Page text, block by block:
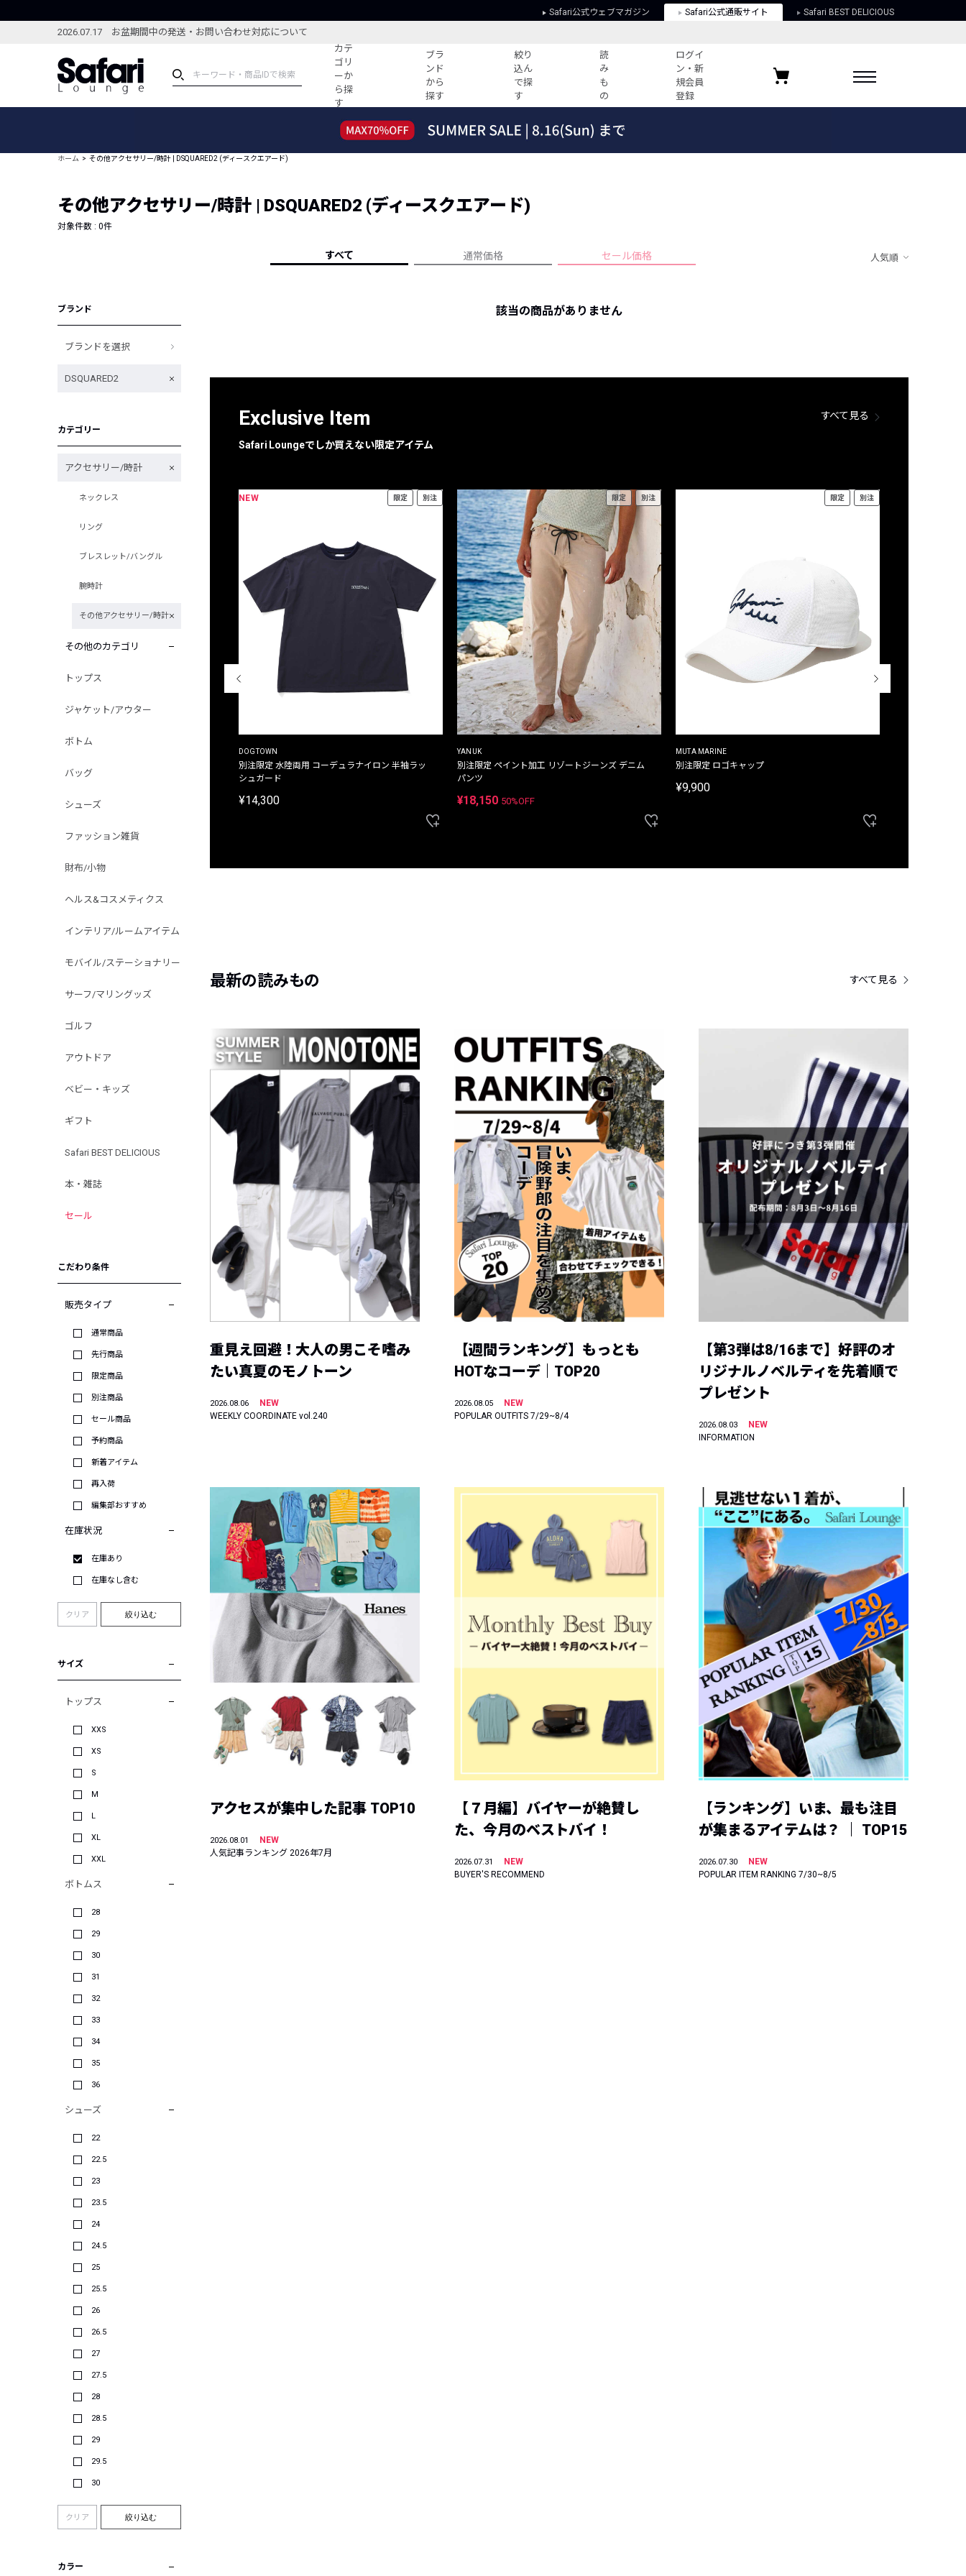
Safari公式ウェブマガジン Safari公式通販サイト Safari BEST DELICIOUS
2026.07.17 お盆期間中の発送・お問い合わせ対応について
カテ
ゴリ
ーか
ら探
す
ブラ
ンド
から
探す
絞り
込ん
で探
す
読
み
も
の
ログイ
ン・新
規会員
登録
ブランドから探す
新着アイテム
編集部のおすすめアイテム
特集記事
コーディネート
すべての記事
ーデ紹介
人気記事ランキング
フォーカスブランド
プライバシーポリシー
お気に入りブランド
ホーム その他アクセサリー/時計 | DSQUARED2 (ディースクエアード)
その他アクセサリー/時計 | DSQUARED2 (ディースクエアード)
対象件数 : 0件
すべて 通常価格 セール価格 人気順
ブランド
ブランドを選択
DSQUARED2
カテゴリー
アクセサリー/時計
ネックレス
リング
ブレスレット/バングル
腕時計
その他アクセサリー/時計
その他のカテゴリ
トップス
ジャケット/アウター
ボトム
バッグ
シューズ
ファッション雑貨
財布/小物
ヘルス&コスメティクス
インテリア/ルームアイテム
モバイル/ステーショナリー
サーフ/マリングッズ
ゴルフ
アウトドア
ベビー・キッズ
ギフト
Safari BEST DELICIOUS
本・雑誌
セール
こだわり条件
販売タイプ
通常商品
先行商品
限定商品
別注商品
セール商品
予約商品
新着アイテム
再入荷
編集部おすすめ
在庫状況
在庫あり
在庫なし含む
クリア 絞り込む
サイズ
トップス
XXS
XS
S
M
L
XL
XXL
ボトムス
28
29
30
31
32
33
34
35
36
シューズ
22
22.5
23
23.5
24
24.5
25
25.5
26
26.5
27
27.5
28
28.5
29
29.5
30
クリア 絞り込む
カラー
該当の商品がありません
Exclusive Item
Safari Loungeでしか買えない限定アイテム
すべて見る
プリントTシャツ
NEW 限定 別注
DOGTOWN
別注限定 水陸両用 コーデュラナイロン 半袖ラッ
シュガード
¥14,300
限定 別注
YANUK
別注限定 ペイント加工 リゾートジーンズ デニム
パンツ
¥18,150 50%OFF
限定 別注
MUTA MARINE
別注限定 ロゴキャップ
¥9,900
最新の読みもの すべて見る
重見え回避！大人の男こそ嗜み
たい真夏のモノトーン
2026.08.06
NEW
WEEKLY COORDINATE vol.240
【週間ランキング】もっとも
HOTなコーデ｜TOP20
2026.08.05
NEW
POPULAR OUTFITS 7/29~8/4
【第3弾は8/16まで】好評のオ
リジナルノベルティを先着順で
プレゼント
2026.08.03
NEW
INFORMATION
アクセスが集中した記事 TOP10
2026.08.01
NEW
人気記事ランキング 2026年7月
【７月編】バイヤーが絶賛し
た、今月のベストバイ！
2026.07.31
NEW
BUYER'S RECOMMEND
【ランキング】いま、最も注目
が集まるアイテムは？ ｜ TOP15
2026.07.30
NEW
POPULAR ITEM RANKING 7/30~8/5